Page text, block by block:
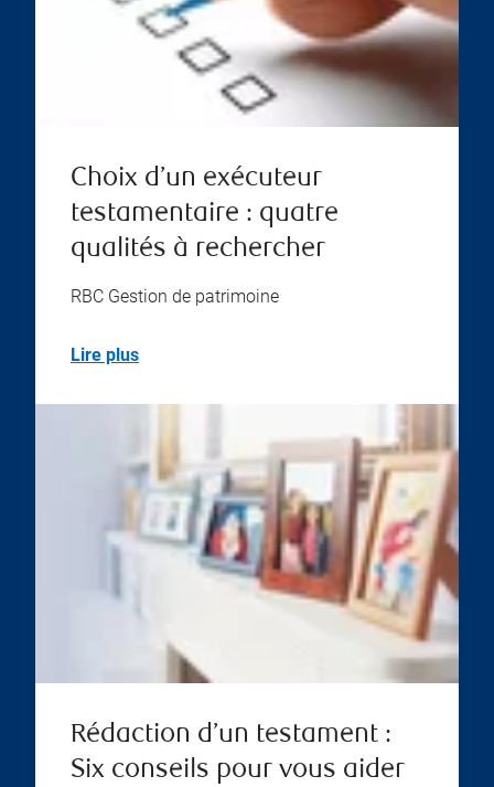
Choix d’un exécuteur
testamentaire : quatre
qualités à rechercher
RBC Gestion de patrimoine
Lire plus
Rédaction d’un testament :
Six conseils pour vous aider